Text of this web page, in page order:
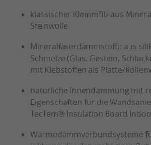
klassischer Klemmfilz aus
Steinwolle
Mineralfaserdämmstoffe aus
Schmelze (Glas, Gestein,
mit Klebstoffen als Platte/
natürliche Innendämmung mit
Eigenschaften für die
TecTem® Insulation Board
Wärmedämmverbundsysteme